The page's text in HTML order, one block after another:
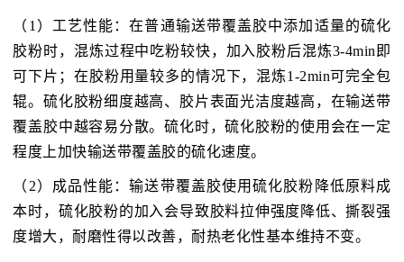
（1）工艺性能：在普通输送带覆盖胶中添加适量的硫化
胶粉时，混炼过程中吃粉较快，加入胶粉后混炼3-4min即
可下片；在胶粉用量较多的情况下，混炼1-2min可完全包
辊。硫化胶粉细度越高、胶片表面光洁度越高，在输送带
覆盖胶中越容易分散。硫化时，硫化胶粉的使用会在一定
程度上加快输送带覆盖胶的硫化速度。
（2）成品性能：输送带覆盖胶使用硫化胶粉降低原料成
本时，硫化胶粉的加入会导致胶料拉伸强度降低、撕裂强
度增大，耐磨性得以改善，耐热老化性基本维持不变。